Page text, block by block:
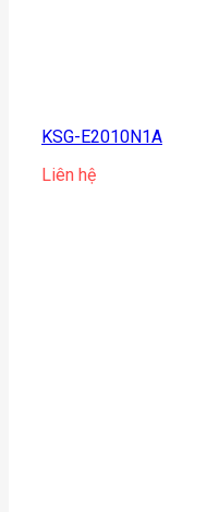
KSG-E2010N1A
Liên hệ